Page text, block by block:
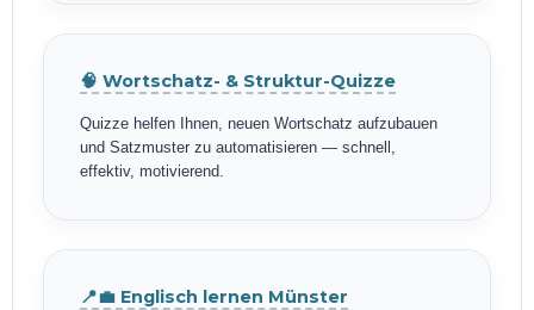
🧠 Wortschatz- & Struktur-Quizze
Quizze helfen Ihnen, neuen Wortschatz aufzubauen
und Satzmuster zu automatisieren — schnell,
effektiv, motivierend.
📍💼 Englisch lernen Münster